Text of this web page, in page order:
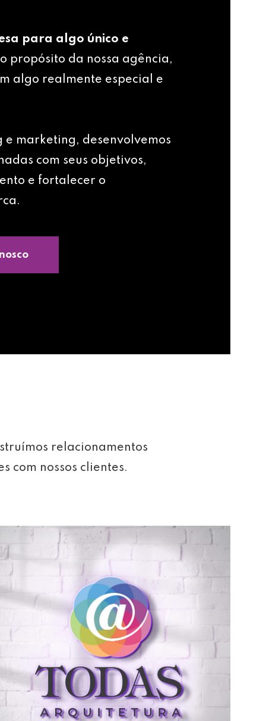
para algo único e
o propósito da nossa agência,
algo realmente especial e
marketing, desenvolvemos
com seus objetivos,
e fortalecer o
relacionamentos
com nossos clientes.